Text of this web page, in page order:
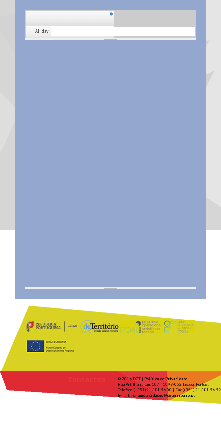
All day
© 2016 DGT | Política de Privacidade
Rua Artilharia Um, 107 | 1099-052 Lisboa, Portugal
Telefone (+351) 21 381 96 00 | Fax (+351) 21 381 96 99
E-mail: forumdascidades@dgterritorio.pt